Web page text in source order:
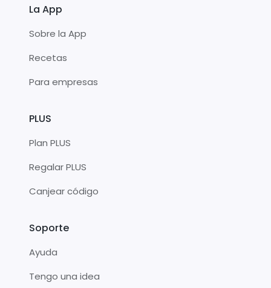
La App
Sobre la App
Recetas
Para empresas
PLUS
Plan PLUS
Regalar PLUS
Canjear código
Soporte
Ayuda
Tengo una idea